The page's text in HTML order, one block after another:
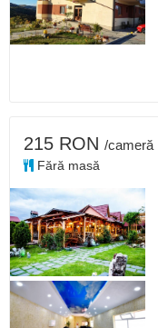
215 RON /cameră
Fără masă